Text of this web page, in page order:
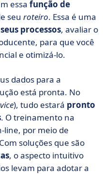
essa função de
seu roteiro. Essa é uma
processos, avaliar o
para que você
e otimizá-lo.
dados para a
está pronta. No
), tudo estará pronto
. O treinamento na
por meio de
soluções que são
, o aspecto intuitivo
levam para adotar a